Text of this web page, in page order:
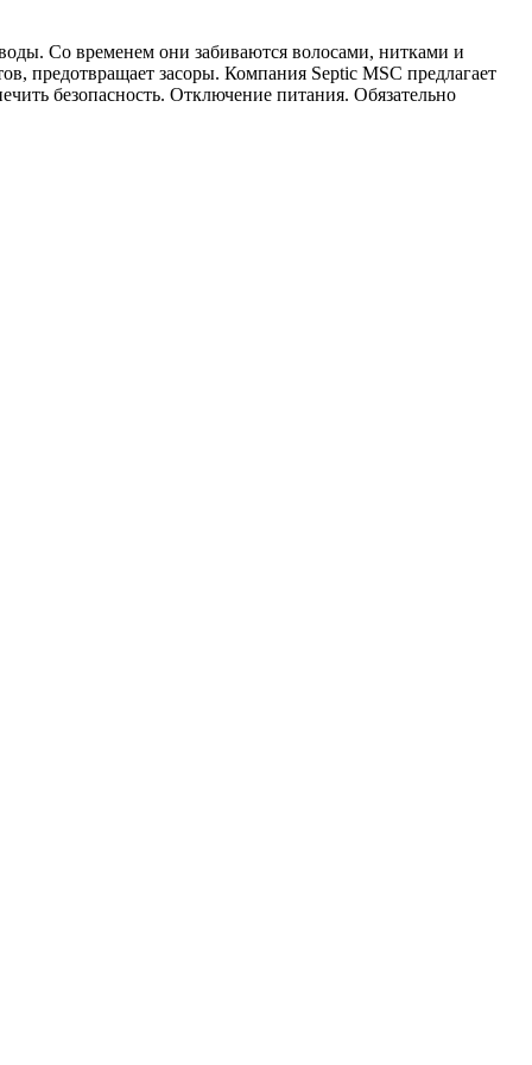
Со временем они забиваются волосами, нитками и
предотвращает засоры. Компания Septic MSC предлагает
безопасность. Отключение питания. Обязательно